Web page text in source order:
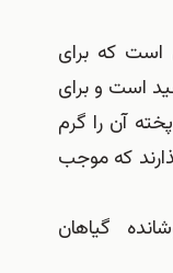
است که برای
است و برای
آن را گرم
که موجب
گیاهان